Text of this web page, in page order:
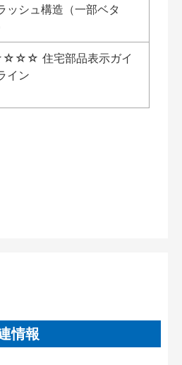
ッシュ構造（一部ベタ
住宅部品表示ガイ
イン
情報